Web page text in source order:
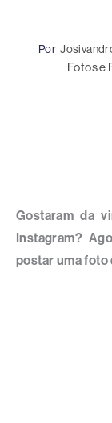
Por
Fotos e
Gostaram da
Instagram?
postar uma foto